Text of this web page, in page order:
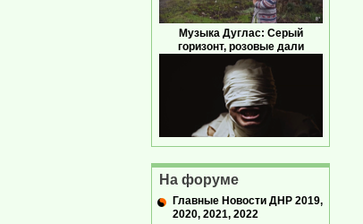
Музыка Дуглас: Серый
горизонт, розовые дали
На форуме
Главные Новости ДНР 2019,
2020, 2021, 2022